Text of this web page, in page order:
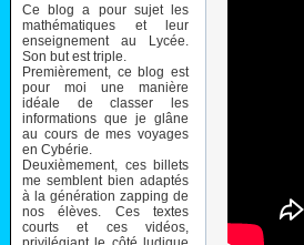
Ce blog a pour sujet les
mathématiques et leur
enseignement au Lycée.
Son but est triple.
Premièrement, ce blog est
pour moi une manière
idéale de classer les
informations que je glâne
au cours de mes voyages
en Cybérie.
Deuxièmement, ces billets
me semblent bien adaptés
à la génération zapping de
nos élèves. Ces textes
courts et ces vidéos,